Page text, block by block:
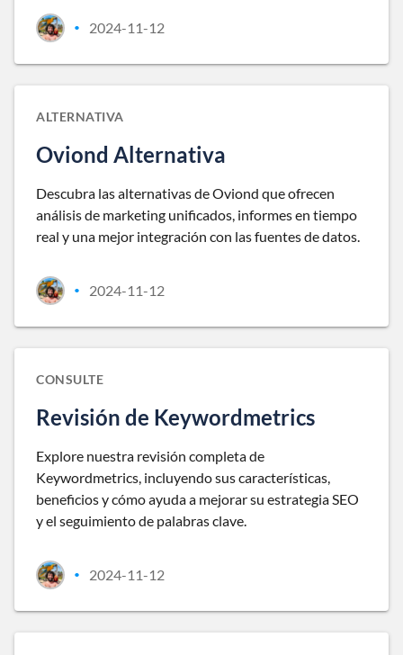
• 2024-11-12
ALTERNATIVA
Oviond Alternativa
Descubra las alternativas de Oviond que ofrecen
análisis de marketing unificados, informes en tiempo
real y una mejor integración con las fuentes de datos.
• 2024-11-12
CONSULTE
Revisión de Keywordmetrics
Explore nuestra revisión completa de
Keywordmetrics, incluyendo sus características,
beneficios y cómo ayuda a mejorar su estrategia SEO
y el seguimiento de palabras clave.
• 2024-11-12